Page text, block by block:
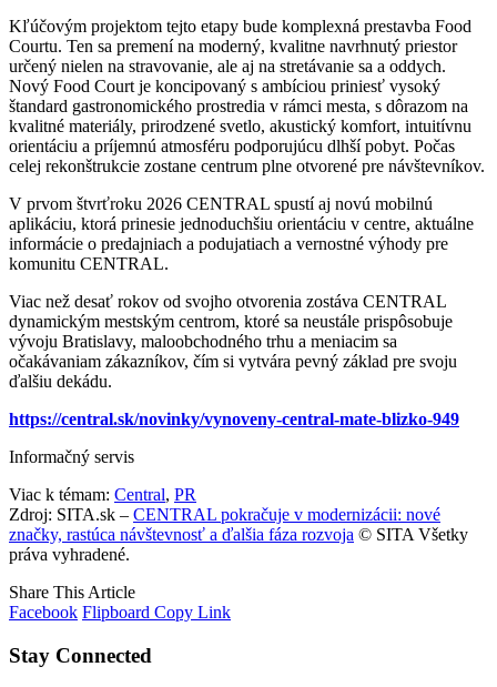
Kľúčovým projektom tejto etapy bude komplexná prestavba Food
Courtu. Ten sa premení na moderný, kvalitne navrhnutý priestor
určený nielen na stravovanie, ale aj na stretávanie sa a oddych.
Nový Food Court je koncipovaný s ambíciou priniesť vysoký
štandard gastronomického prostredia v rámci mesta, s dôrazom na
kvalitné materiály, prirodzené svetlo, akustický komfort, intuitívnu
orientáciu a príjemnú atmosféru podporujúcu dlhší pobyt. Počas
celej rekonštrukcie zostane centrum plne otvorené pre návštevníkov.
V prvom štvrťroku 2026 CENTRAL spustí aj novú mobilnú
aplikáciu, ktorá prinesie jednoduchšiu orientáciu v centre, aktuálne
informácie o predajniach a podujatiach a vernostné výhody pre
komunitu CENTRAL.
Viac než desať rokov od svojho otvorenia zostáva CENTRAL
dynamickým mestským centrom, ktoré sa neustále prispôsobuje
vývoju Bratislavy, maloobchodného trhu a meniacim sa
očakávaniam zákazníkov, čím si vytvára pevný základ pre svoju
ďalšiu dekádu.
https://central.sk/novinky/vynoveny-central-mate-blizko-949
Informačný servis
Viac k témam: Central, PR
Zdroj: SITA.sk – CENTRAL pokračuje v modernizácii: nové
značky, rastúca návštevnosť a ďalšia fáza rozvoja © SITA Všetky
práva vyhradené.
Share This Article
Facebook Flipboard Copy Link
Stay Connected